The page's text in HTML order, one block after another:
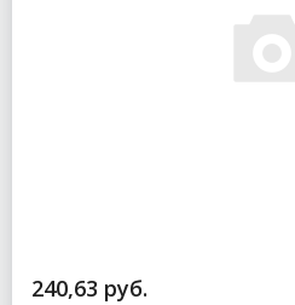
240,63 руб.